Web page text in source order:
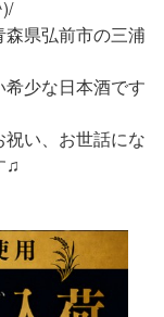
県弘前市の三浦
少な日本酒です
い、お世話にな
♫